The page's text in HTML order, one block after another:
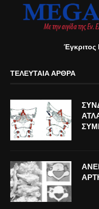
Έγκριτος
ΤΕΛΕΥΤΑΊΑ ΆΡΘΡΑ